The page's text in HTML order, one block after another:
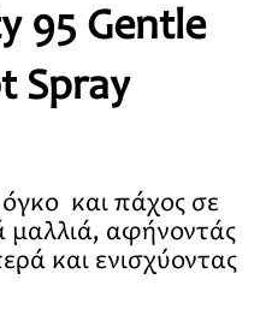
95 Gentle
Spray
και πάχος σε
μαλλιά, αφήνοντάς
και ενισχύοντας